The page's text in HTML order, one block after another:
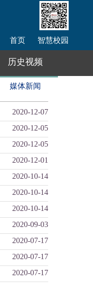
智慧校园
首页
历史视频
媒体新闻
2020-12-07
2020-12-05
2020-12-05
2020-12-01
2020-10-14
2020-10-14
2020-10-14
2020-09-03
2020-07-17
2020-07-17
2020-07-17